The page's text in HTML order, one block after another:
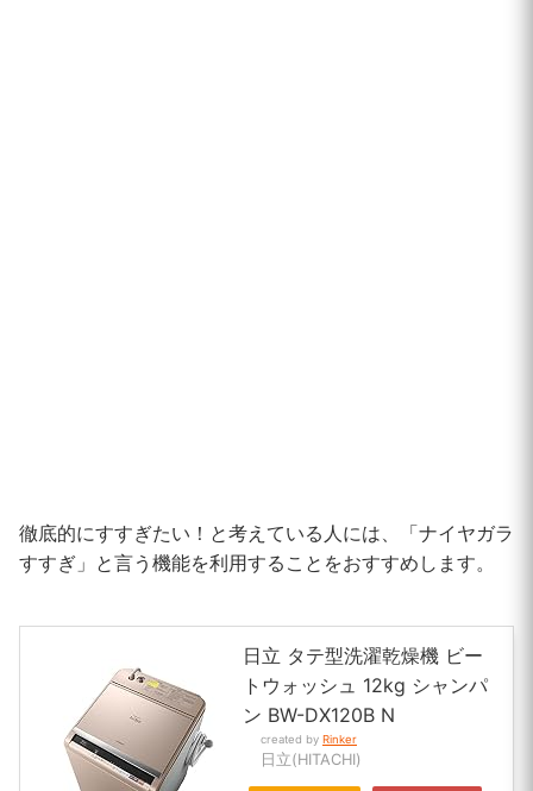
徹底的にすすぎたい！と考えている人には、「ナイヤガラ
すすぎ」と言う機能を利用することをおすすめします。
日立 タテ型洗濯乾燥機 ビー
トウォッシュ 12kg シャンパ
ン BW-DX120B N
created by Rinker
日立(HITACHI)